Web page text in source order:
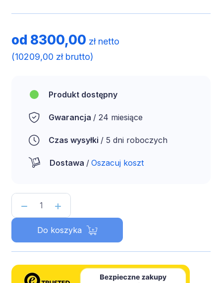
od 8300,00 zł netto
(10209,00 zł brutto)
Produkt dostępny
Gwarancja / 24 miesiące
Czas wysyłki / 5 dni roboczych
Dostawa / Oszacuj koszt
Separatory
lamelowe
ESL‑ZH
Do koszyka